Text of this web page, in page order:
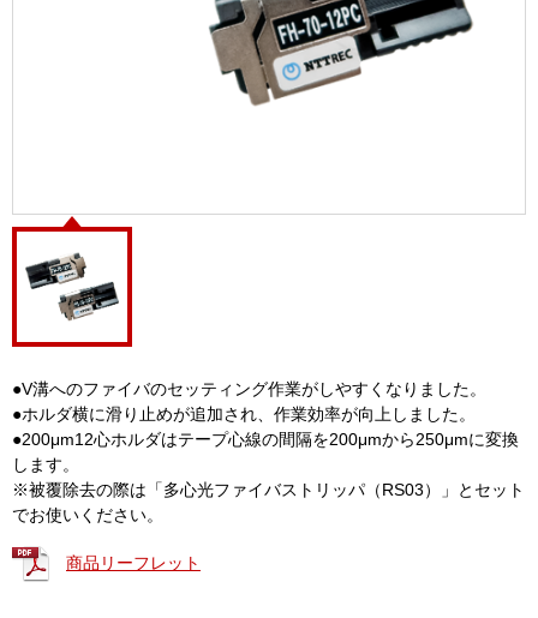
●V溝へのファイバのセッティング作業がしやすくなりました。
●ホルダ横に滑り止めが追加され、作業効率が向上しました。
●200μm12心ホルダはテープ心線の間隔を200μmから250μmに変換
します。
※被覆除去の際は「多心光ファイバストリッパ（RS03）」とセット
でお使いください。
商品リーフレット